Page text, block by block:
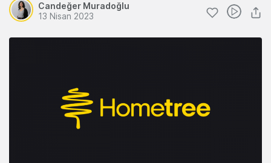
Candeğer Muradoğlu
13 Nisan 2023